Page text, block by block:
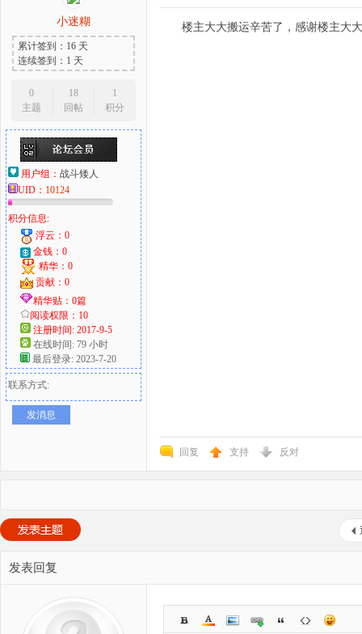
小迷糊
累计签到：16 天
连续签到：1 天
0
主题
18
回帖
1
积分
用户组： 战斗矮人
UID： 10124
积分信息:
浮云：0
金钱：0
精华：0
贡献：0
精华贴：0篇
阅读权限：10
注册时间: 2017-9-5
在线时间: 79 小时
最后登录: 2023-7-20
联系方式:
发消息
楼主大大搬运辛苦了，感谢楼主大
回复 支持 反对
发表回复